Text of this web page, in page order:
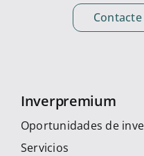
Inverpremium
Oportunidades de
Servicios